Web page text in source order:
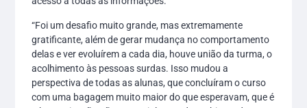
“Foi um desafio muito grande, mas extremamente
gratificante, além de gerar mudança no comportamento
delas e ver evoluírem a cada dia, houve união da turma, o
acolhimento às pessoas surdas. Isso mudou a
perspectiva de todas as alunas, que concluíram o curso
com uma bagagem muito maior do que esperavam, que é